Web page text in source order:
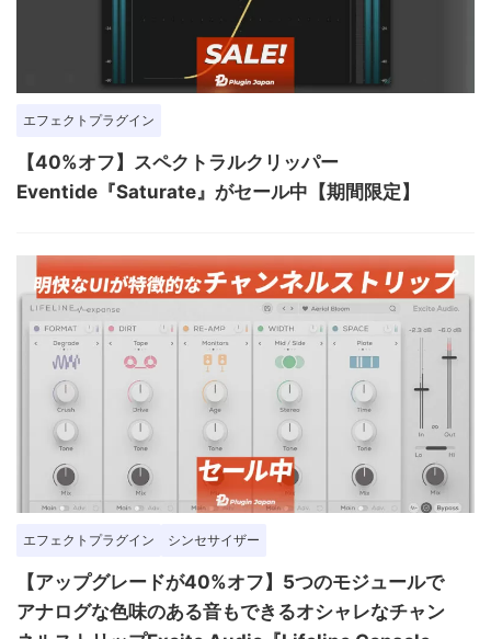
エフェクトプラグイン
【40%オフ】スペクトラルクリッパー
Eventide『Saturate』がセール中【期間限定】
エフェクトプラグイン シンセサイザー
【アップグレードが40%オフ】5つのモジュールで
アナログな色味のある音もできるオシャレなチャン